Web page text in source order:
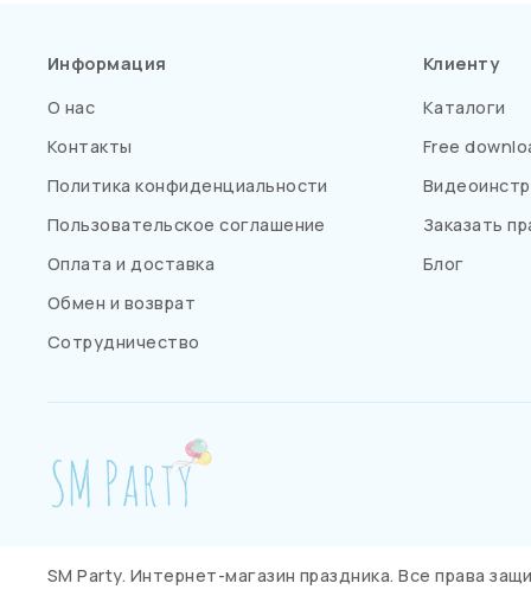
Информация
О нас
Контакты
Политика конфиденциальности
Пользовательское соглашение
Оплата и доставка
Обмен и возврат
Сотрудничество
Клиенту
Каталоги
Free
Заказать
Блог
SM Party. Интернет-магазин праздника. Все права